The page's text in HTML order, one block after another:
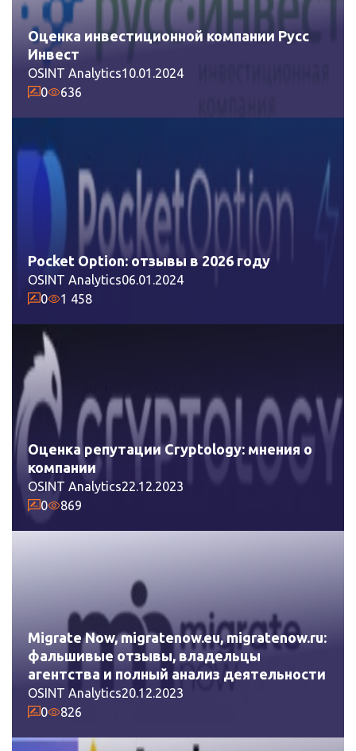
Оценка инвестиционной компании Русс
Инвест
OSINT Analytics10.01.2024
0
636
Pocket Option: отзывы в 2026 году
OSINT Analytics06.01.2024
0
1 458
Оценка репутации Cryptology: мнения о
компании
OSINT Analytics22.12.2023
0
869
Migrate Now, migratenow.eu, migratenow.ru:
фальшивые отзывы, владельцы
агентства и полный анализ деятельности
OSINT Analytics20.12.2023
0
826